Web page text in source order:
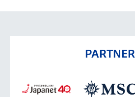
PARTNER